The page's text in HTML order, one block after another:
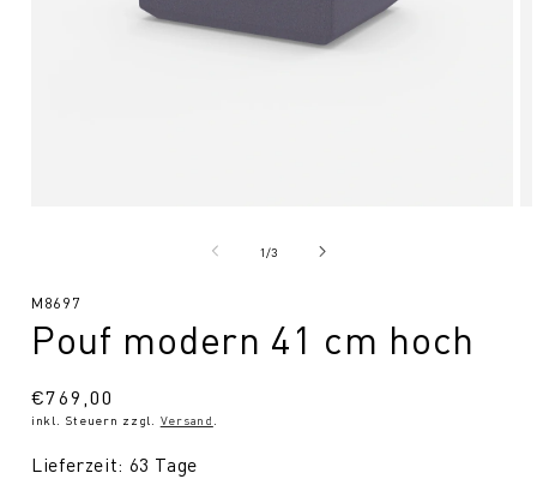
1/von
3
SKU:
M8697
Pouf modern 41 cm hoch
Normaler
Preis
€769,00
inkl. Steuern zzgl. Versand
Lieferzeit: 63 Tage